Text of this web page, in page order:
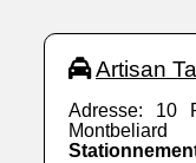
Artisan
Adresse: 10
Montbeliard